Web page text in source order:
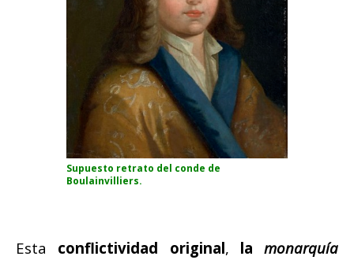
Supuesto retrato del conde de
Boulainvilliers.
Esta conflictividad original, la monarquía